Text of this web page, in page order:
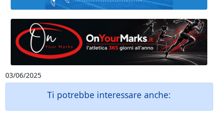
03/06/2025
Ti potrebbe interessare anche: